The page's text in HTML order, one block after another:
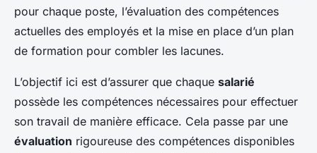
pour chaque poste, l’évaluation des compétences
actuelles des employés et la mise en place d’un plan
de formation pour combler les lacunes.
L’objectif ici est d’assurer que chaque salarié
possède les compétences nécessaires pour effectuer
son travail de manière efficace. Cela passe par une
évaluation rigoureuse des compétences disponibles